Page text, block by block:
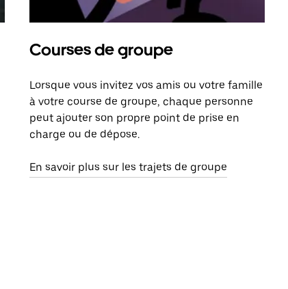
Courses de groupe
Lorsque vous invitez vos amis ou votre famille
à votre course de groupe, chaque personne
peut ajouter son propre point de prise en
charge ou de dépose.
En savoir plus sur les trajets de groupe